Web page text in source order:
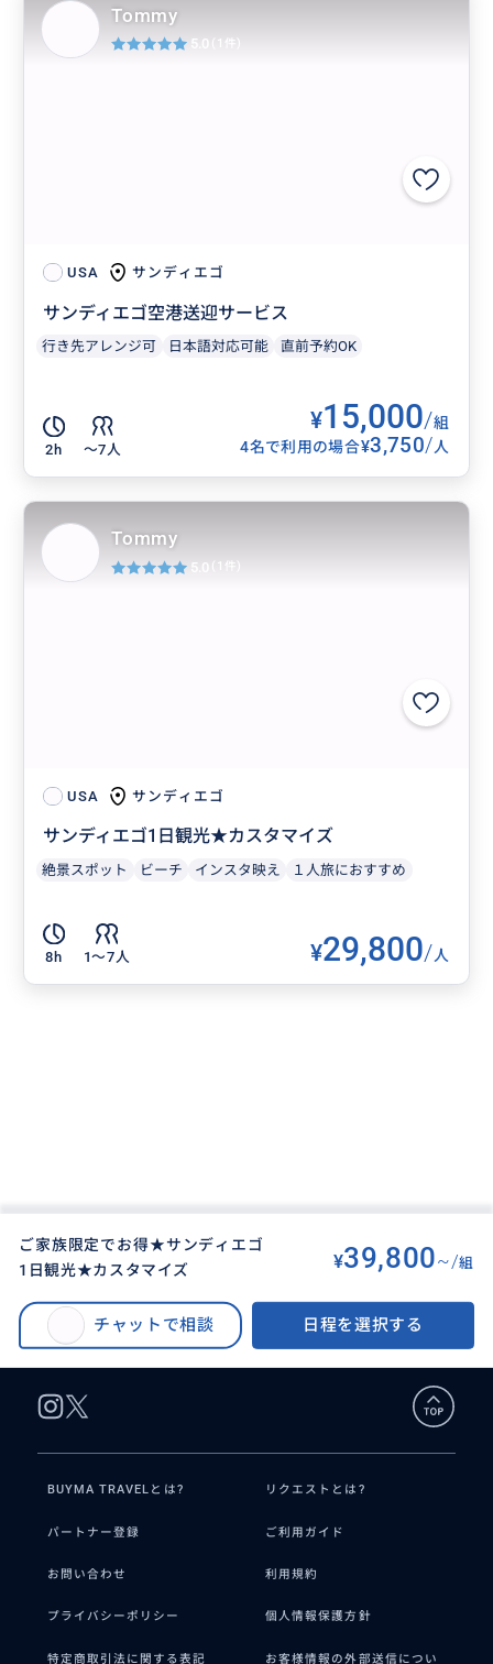
USA サンディエゴ
サンディエゴ空港送迎サービス
行き先アレンジ可 日本語対応可能 直前予約OK
2h 〜7人
¥15,000/組
4名で利用の場合¥3,750/人
Tommy
5.0 (1件)
USA サンディエゴ
サンディエゴ1日観光★カスタマイズ
絶景スポット ビーチ インスタ映え １人旅におすすめ
8h 1〜7人 ¥29,800/人
Tommy
5.0 (1件)
ご家族限定でお得★サンディエゴ
1日観光★カスタマイズ
¥39,800~/組
チャットで相談 日程を選択する
ご家族限定でお得★サンディエゴ1日観光★カスタマイズ
BUYMA TRAVELとは? リクエストとは?
パートナー登録 ご利用ガイド
お問い合わせ 利用規約
プライバシーポリシー 個人情報保護方針
特定商取引法に関する表記 お客様情報の外部送信につい